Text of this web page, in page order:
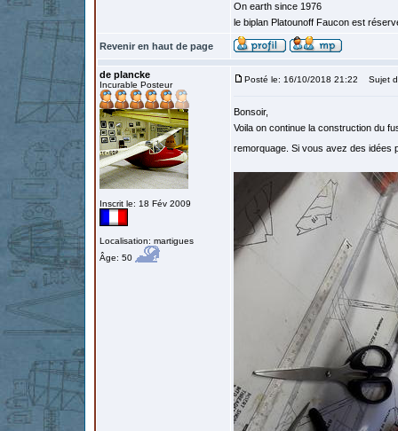
On earth since 1976
le biplan Platounoff Faucon est
Revenir en haut de page
de plancke
Incurable Posteur
Inscrit le: 18 Fév 2009
Localisation: martigues
Âge: 50
Posté le: 16/10/2018 21:22 Sujet
Bonsoir,
Voila on continue la construction du
remorquage. Si vous avez des idées